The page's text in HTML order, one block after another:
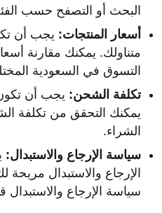
البحث أو التصفح حسب الفئة
أسعار المنتجات: يجب أن
متناولك. يمكنك مقارنة
التسوق في السعودية
تكلفة الشحن: يجب أن
يمكنك التحقق من تكلفة
الشراء.
سياسة الإرجاع والاستبدال:
الإرجاع والاستبدال
سياسة الإرجاع والاستبدال